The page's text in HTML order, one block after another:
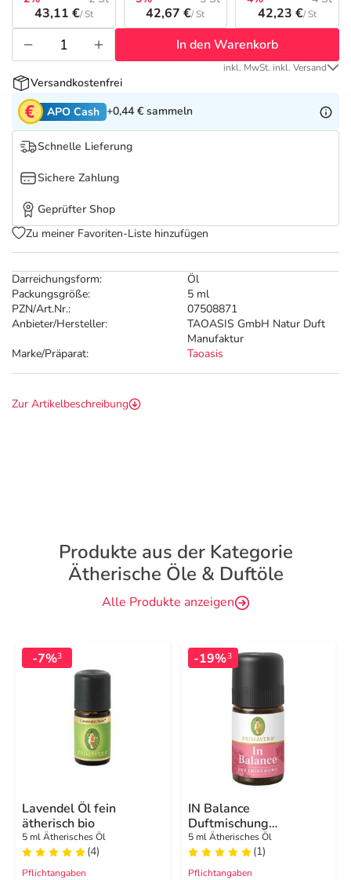
Tierapotheke
Vitamine & Mineralstoffe
Marken
Salus Deals
Darreichungsform:
Öl
Packungsgröße:
5 ml
PZN/Art.Nr.:
07508871
Anbieter/Hersteller:
TAOASIS GmbH Natur Duft
Manufaktur
Marke/Präparat:
Taoasis
43,11 €/ St 42,67 €/ St 42,23 €/ St
In den Warenkorb
inkl. MwSt. inkl. Versand
Versandkostenfrei
APO Cash +0,44 € sammeln
Schnelle Lieferung
Sichere Zahlung
Geprüfter Shop
Zu meiner Favoriten-Liste hinzufügen
Zur Artikelbeschreibung
Produkte aus der Kategorie
Ätherische Öle & Duftöle
Alle Produkte anzeigen
-7%3
Lavendel Öl fein
ätherisch bio
5 ml Ätherisches Öl
(4)
Pflichtangaben
-19%3
IN Balance
Duftmischung
ätherisches Öl
5 ml Ätherisches Öl
(1)
Pflichtangaben